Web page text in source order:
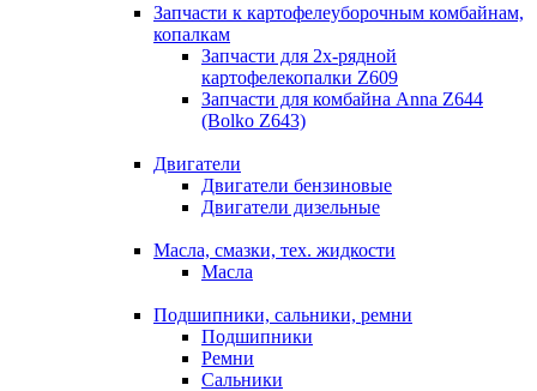
Запчасти к картофелеуборочным комбайнам,
копалкам
Запчасти для 2х-рядной
картофелекопалки Z609
Запчасти для комбайна Anna Z644
(Bolko Z643)
Двигатели
Двигатели бензиновые
Двигатели дизельные
Масла, смазки, тех. жидкости
Масла
Подшипники, сальники, ремни
Подшипники
Ремни
Сальники